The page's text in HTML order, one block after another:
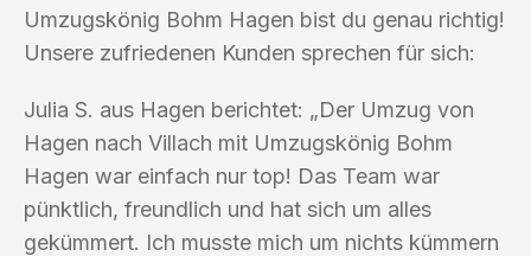
Umzugskönig Bohm Hagen bist du genau richtig!
Unsere zufriedenen Kunden sprechen für sich:
Julia S. aus Hagen berichtet: „Der Umzug von
Hagen nach Villach mit Umzugskönig Bohm
Hagen war einfach nur top! Das Team war
pünktlich, freundlich und hat sich um alles
gekümmert. Ich musste mich um nichts kümmern